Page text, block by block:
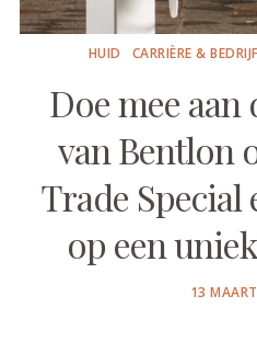
HUID CARRIÈRE &
Doe mee
van Bentlon
Trade Special
op een
POSTED
13